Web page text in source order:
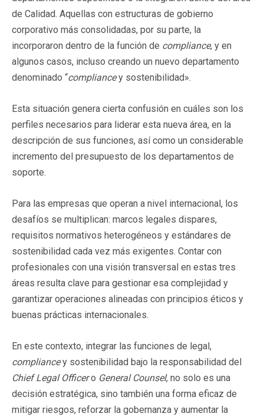
de Calidad. Aquellas con estructuras de gobierno
corporativo más consolidadas, por su parte, la
incorporaron dentro de la función de compliance, y en
algunos casos, incluso creando un nuevo departamento
denominado “compliancey sostenibilidad».
Esta situación genera cierta confusión en cuáles son los
perfiles necesarios para liderar esta nueva área, en la
descripción de sus funciones, así como un considerable
incremento del presupuesto de los departamentos de
soporte.
Para las empresas que operan a nivel internacional, los
desafíos se multiplican: marcos legales dispares,
requisitos normativos heterogéneos y estándares de
sostenibilidad cada vez más exigentes. Contar con
profesionales con una visión transversal en estas tres
áreas resulta clave para gestionar esa complejidad y
garantizar operaciones alineadas con principios éticos y
buenas prácticas internacionales.
En este contexto, integrar las funciones de legal,
compliancey sostenibilidad bajo la responsabilidad del
Chief Legal Officero General Counsel, no solo es una
decisión estratégica, sino también una forma eficaz de
mitigar riesgos, reforzar la gobernanza y aumentar la